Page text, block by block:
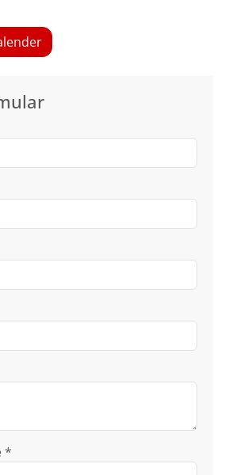
*